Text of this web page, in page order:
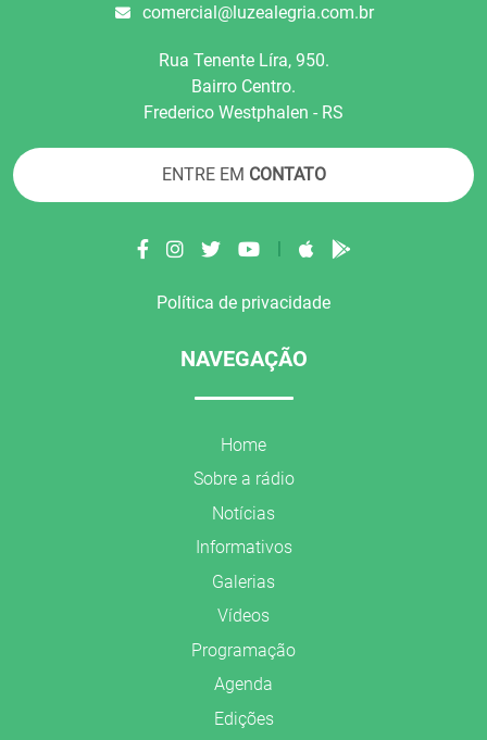
comercial@luzealegria.com.br
Rua Tenente Líra, 950.
Bairro Centro.
Frederico Westphalen - RS
ENTRE EM CONTATO
|
Política de privacidade
NAVEGAÇÃO
Home
Sobre a rádio
Notícias
Informativos
Galerias
Vídeos
Programação
Agenda
Edições